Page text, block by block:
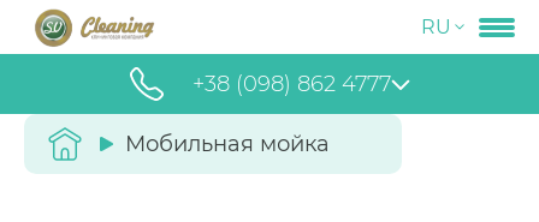
+38 (098) 862 4777
RU
Мобильная мойка